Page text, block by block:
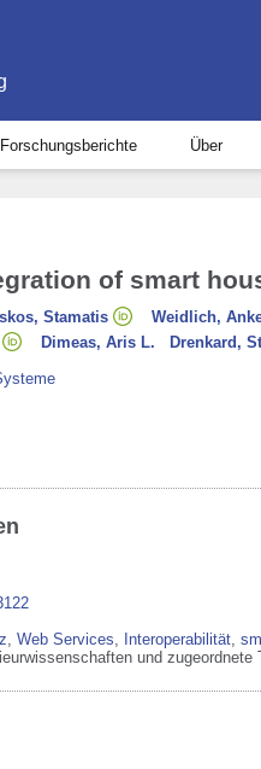
Forschungsberichte Über
of smart
Stamatis
Weidlich,
Dimeas, Aris L. Drenkard,
, Web Services, Interoperabilität,
und zugeordnete